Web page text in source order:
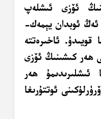
ئۆزى ئىشلەپ
ئوبدان يېمەك-
قويىدۇ. ئاخىرەتتە
ھەر كىشىنىڭ ئۆزى
ئىشلىرىدىمۇ ھەر
ئوتتۇرىغا